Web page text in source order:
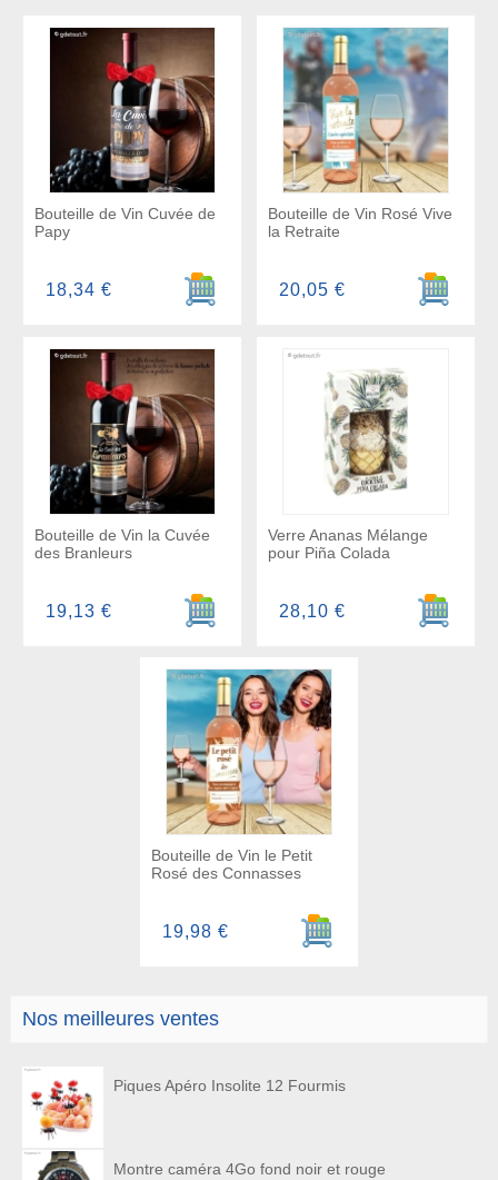
Nos meilleures ventes
Piques Apéro Insolite 12 Fourmis
Montre caméra 4Go fond noir et rouge
Bouteille de Vin Cuvée de
Papy
Ajouter au panier
18,34 €
Bouteille de Vin Rosé Vive
la Retraite
Ajouter
20,05 €
Bouteille de Vin la Cuvée
des Branleurs
Ajouter au panier
19,13 €
Verre Ananas Mélange
pour Piña Colada
Ajouter
28,10 €
Bouteille de Vin le Petit
Rosé des Connasses
Ajouter au panier
19,98 €